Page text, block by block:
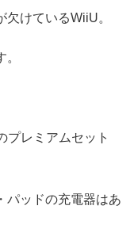
けているWiiU。
プレミアムセット
パッドの充電器はあ